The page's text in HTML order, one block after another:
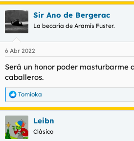
Sir Ano de Bergerac
La becaria de Aramís Fuster.
6 Abr 2022
Será un honor poder masturbarme
caballeros.
R
e
a
c
c
i
Tomioka
Leibn
Clásico